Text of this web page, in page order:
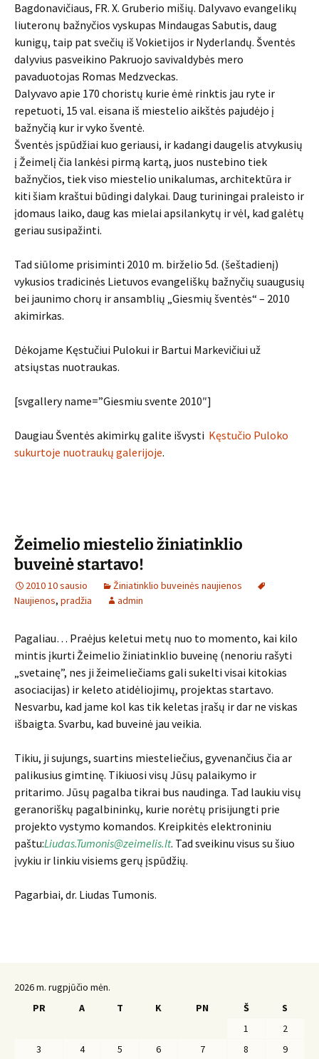
Bagdonavičiaus, FR. X. Gruberio mišių. Dalyvavo evangelikų
liuteronų bažnyčios vyskupas Mindaugas Sabutis, daug
kunigų, taip pat svečių iš Vokietijos ir Nyderlandų. Šventės
dalyvius pasveikino Pakruojo savivaldybės mero
pavaduotojas Romas Medzveckas.
Dalyvavo apie 170 choristų kurie ėmė rinktis jau ryte ir
repetuoti, 15 val. eisana iš miestelio aikštės pajudėjo į
bažnyčią kur ir vyko šventė.
Šventės įspūdžiai kuo geriausi, ir kadangi daugelis atvykusių
į Žeimelį čia lankėsi pirmą kartą, juos nustebino tiek
bažnyčios, tiek viso miestelio unikalumas, architektūra ir
kiti šiam kraštui būdingi dalykai. Daug turiningai praleisto ir
įdomaus laiko, daug kas mielai apsilankytų ir vėl, kad galėtų
geriau susipažinti.
Tad siūlome prisiminti 2010 m. birželio 5d. (šeštadienį)
vykusios tradicinės Lietuvos evangeliškų bažnyčių suaugusių
bei jaunimo chorų ir ansamblių „Giesmių šventės“ – 2010
akimirkas.
Dėkojame Kęstučiui Pulokui ir Bartui Markevičiui už
atsiųstas nuotraukas.
[svgallery name=”Giesmiu svente 2010″]
Daugiau Šventės akimirkų galite išvysti Kęstučio Puloko
sukurtoje nuotraukų galerijoje.
Žeimelio miestelio žiniatinklio
buveinė startavo!
2010 10 sausio
Žiniatinklio buveinės naujienos
Naujienos, pradžia admin
Pagaliau… Praėjus keletui metų nuo to momento, kai kilo
mintis įkurti Žeimelio žiniatinklio buveinę (nenoriu rašyti
„svetainę”, nes ji žeimeliečiams gali sukelti visai kitokias
asociacijas) ir keleto atidėliojimų, projektas startavo.
Nesvarbu, kad jame kol kas tik keletas įrašų ir dar ne viskas
išbaigta. Svarbu, kad buveinė jau veikia.
Tikiu, ji sujungs, suartins miesteliečius, gyvenančius čia ar
palikusius gimtinę. Tikiuosi visų Jūsų palaikymo ir
pritarimo. Jūsų pagalba tikrai bus naudinga. Tad laukiu visų
geranoriškų pagalbininkų, kurie norėtų prisijungti prie
projekto vystymo komandos. Kreipkitės elektroniniu
paštu:Liudas.Tumonis@zeimelis.lt. Tad sveikinu visus su šiuo
įvykiu ir linkiu visiems gerų įspūdžių.
Pagarbiai, dr. Liudas Tumonis.
2026 m. rugpjūčio mėn.
PR
A T K PN Š
S
1
2
3
4 5 6 7 8 9